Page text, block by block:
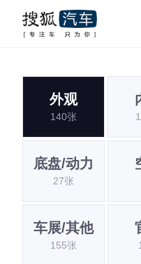
外观
140张
底盘/动力
27张
车展/其他
155张